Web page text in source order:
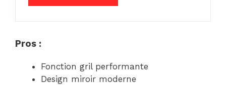
Pros :
Fonction gril performante
Design miroir moderne